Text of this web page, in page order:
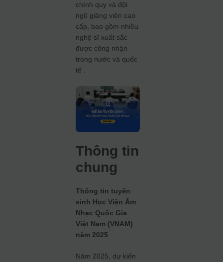
chính quy và đội
ngũ giảng viên cao
cấp, bao gồm nhiều
nghệ sĩ xuất sắc
được công nhận
trong nước và quốc
tế .
Thông tin
chung
Thông tin tuyển
sinh Học Viện Âm
Nhạc Quốc Gia
Việt Nam (VNAM)
năm 2025
Năm 2025, dự kiến